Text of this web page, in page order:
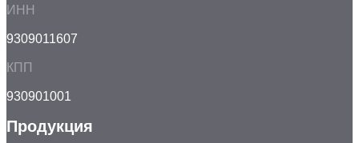
ИНН
9309011607
КПП
930901001
Продукция